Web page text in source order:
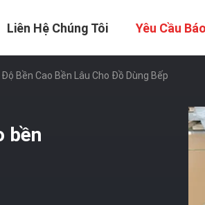
Liên Hệ Chúng Tôi Yêu Cầu
Bền Cao Bền Lâu Cho Đồ Dùng Bếp
bền